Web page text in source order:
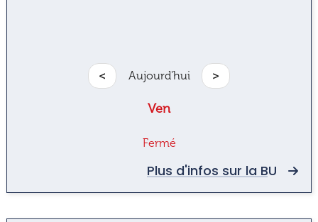
>
< Aujourd'hui
Ven
Fermé
Plus d'infos sur la BU